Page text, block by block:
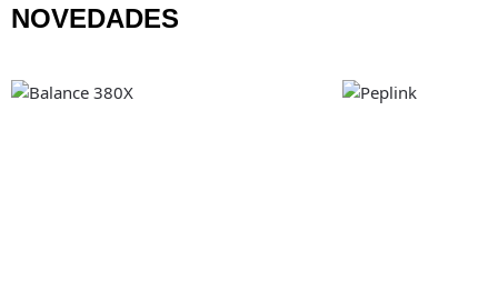
NOVEDADES